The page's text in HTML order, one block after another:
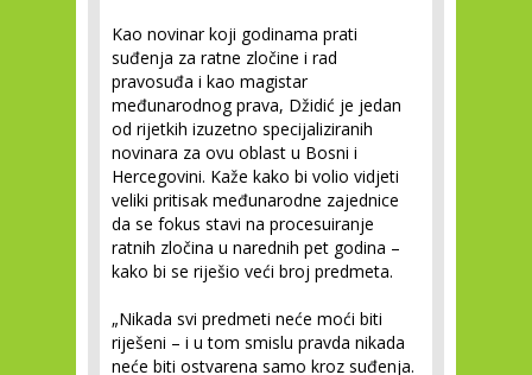
Kao novinar koji godinama prati
suđenja za ratne zločine i rad
pravosuđa i kao magistar
međunarodnog prava, Džidić je jedan
od rijetkih izuzetno specijaliziranih
novinara za ovu oblast u Bosni i
Hercegovini. Kaže kako bi volio vidjeti
veliki pritisak međunarodne zajednice
da se fokus stavi na procesuiranje
ratnih zločina u narednih pet godina –
kako bi se riješio veći broj predmeta.
„Nikada svi predmeti neće moći biti
riješeni – i u tom smislu pravda nikada
neće biti ostvarena samo kroz suđenja.